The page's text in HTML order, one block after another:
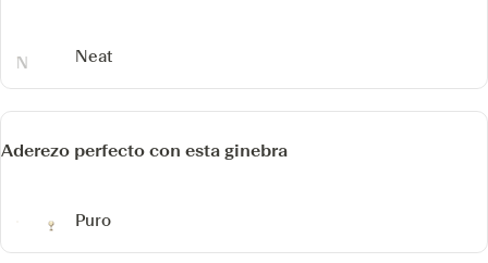
Neat
Aderezo perfecto con esta ginebra
Puro